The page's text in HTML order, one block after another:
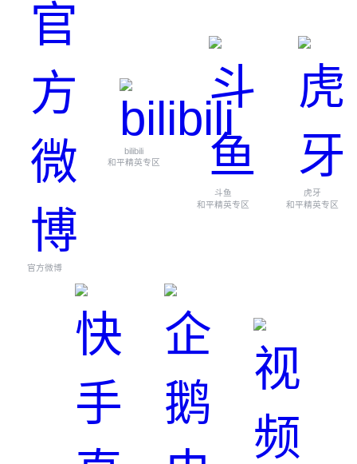
官方微博
bilibili
和平精英专区
斗鱼
和平精英专区
虎牙
和平精英专区